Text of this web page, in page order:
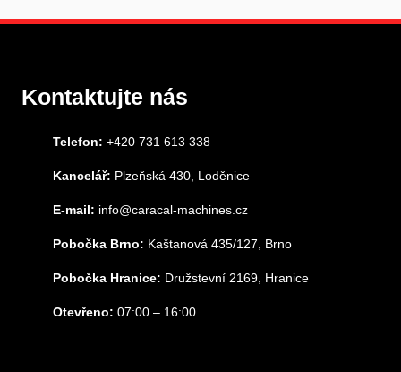
Kontaktujte nás
Telefon: +420 731 613 338
Kancelář: Plzeňská 430, Loděnice
E-mail: info@caracal-machines.cz
Pobočka Brno: Kaštanová 435/127, Brno
Pobočka Hranice: Družstevní 2169, Hranice
Otevřeno: 07:00 – 16:00